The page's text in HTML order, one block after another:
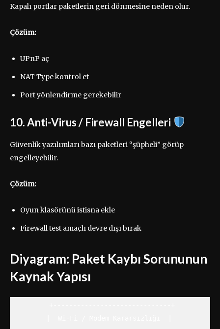
Kapalı portlar paketlerin geri dönmesine neden olur.
Çözüm:
UPnP aç
NAT Type kontrol et
Port yönlendirme gerekebilir
10. Anti-Virus / Firewall Engelleri
Güvenlik yazılımları bazı paketleri “şüpheli” görüp
engelleyebilir.
Çözüm:
Oyun klasörünü istisna ekle
Firewall test amaçlı devre dışı bırak
Diyagram: Paket Kaybı Sorununun
Kaynak Yapısı